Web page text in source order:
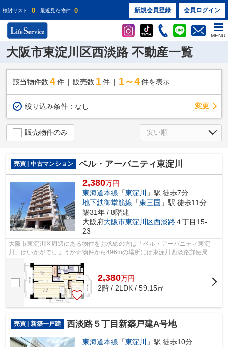
検討リスト: 0 最近見た物件: 0 新規会員登録 会員ログイン
MENU
大阪市東淀川区西淡路 不動産一覧
該当物件数 4件 販売数 1 件 1～4 件を表示
絞り込み条件： なし 変更
販売物件のみ
売買 | 中古マンション ベル・アーバニティ東淀川
2,380万円
東海道本線 「東淀川
」駅 徒歩7分
地下鉄御堂筋線 「東三国 」駅 徒歩11分
築31年 / 8階建
大阪府大阪市東淀川区西淡路 ４丁目15-
23
大阪市東淀川区周辺にある物件をお求めの方は「ベル・アーバニティ東淀
川」はいかがでしょうか☆物件から496mの場所には東淀川西淡路郵便局が
2,380万円
2階 / 2LDK / 59.15㎡
売買 | 新築一戸建 西淡路５丁目新築戸建A号地
東海道本線 「東淀川
」駅 徒歩10分